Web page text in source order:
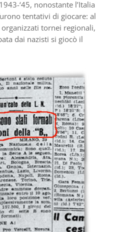
‘45, nonostante l’Italia
tentativi di giocare: al
tornei regionali,
dai nazisti si giocò il